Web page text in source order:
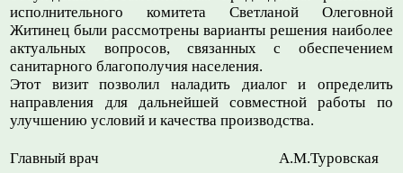
исполнительного комитета Светланой Олеговной
Житинец были рассмотрены варианты решения наиболее
актуальных вопросов, связанных с обеспечением
санитарного благополучия населения.
Этот визит позволил наладить диалог и определить
направления для дальнейшей совместной работы по
улучшению условий и качества производства.
Главный врач А.М.Туровская